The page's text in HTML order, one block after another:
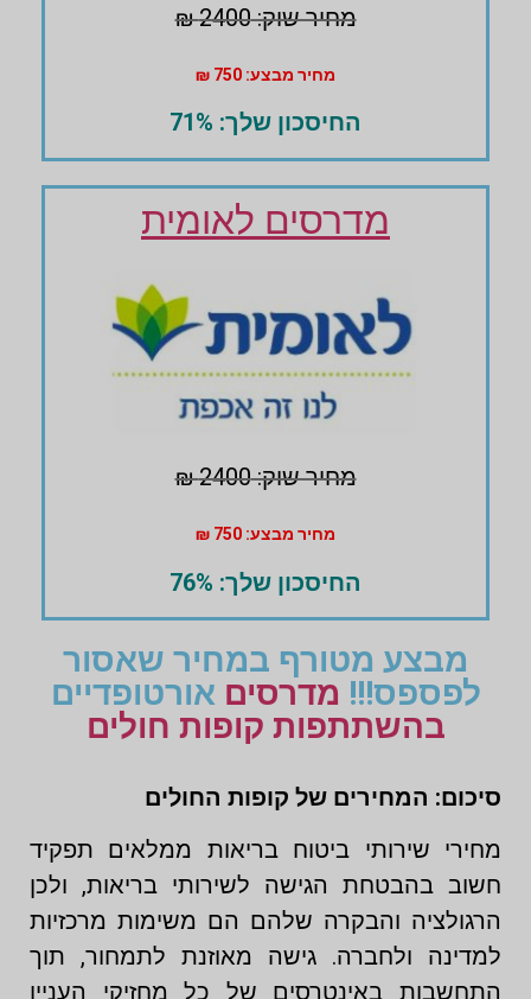
מחיר שוק: 2400 ₪
מחיר מבצע: 750 ₪
החיסכון שלך: 71%
מדרסים לאומית
מחיר שוק: 2400 ₪
מחיר מבצע: 750 ₪
החיסכון שלך: 76%
מבצע מטורף במחיר שאסור
לפספס!!! מדרסים אורטופדיים
בהשתתפות קופות חולים
סיכום: המחירים של קופות החולים
מחירי שירותי ביטוח בריאות ממלאים תפקיד
חשוב בהבטחת הגישה לשירותי בריאות, ולכן
הרגולציה והבקרה שלהם הם משימות מרכזיות
למדינה ולחברה. גישה מאוזנת לתמחור, תוך
התחשבות באינטרסים של כל מחזיקי העניין